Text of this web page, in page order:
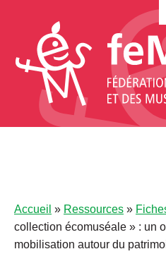
Accueil » Ressources »
collection écomuséale » : un
mobilisation autour du